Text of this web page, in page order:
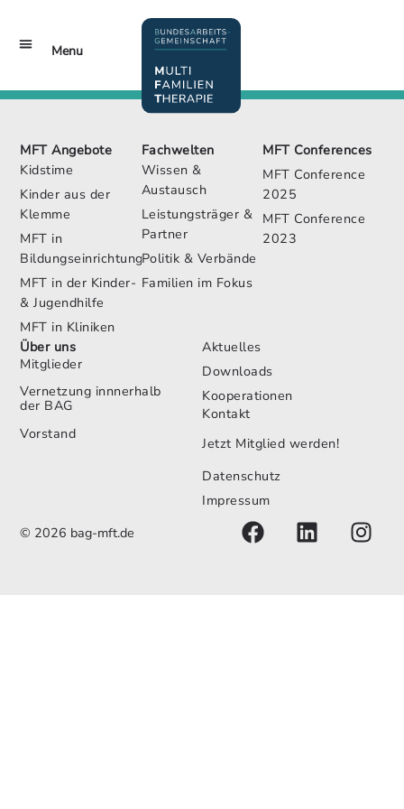
Menu
MFT Angebote
Kidstime
Kinder aus der
Klemme
MFT in
Bildungseinrichtungen
MFT in der Kinder-
& Jugendhilfe
MFT in Kliniken
Fachwelten
Wissen &
Austausch
Leistungsträger &
Partner
Politik & Verbände
Familien im Fokus
MFT Conferences
MFT Conference
2025
MFT Conference
2023
Über uns
Mitglieder
Vernetzung innnerhalb
der BAG
Vorstand
Aktuelles
Downloads
Kooperationen
Kontakt
Jetzt Mitglied werden!
Datenschutz
Impressum
© 2026 bag-mft.de